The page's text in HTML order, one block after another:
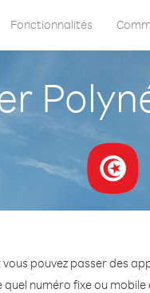
Fonctionnalités
pouvez passer des
numéro fixe ou